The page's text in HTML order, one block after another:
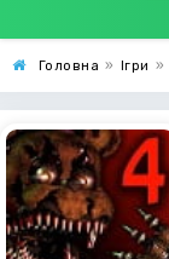
Головна » Ігри »